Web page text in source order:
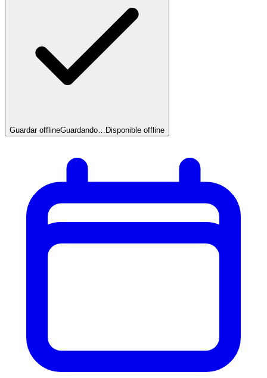
Guardar offlineGuardando… Disponible offline